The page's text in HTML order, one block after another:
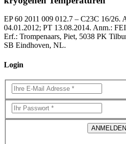
EP 60 2011 009 012.7 – C23C 16/26.
04.01.2012; PT 13.08.2014. Anm.:
Erf.: Trompenaars, Piet, 5038 PK
SB Eindhoven, NL.
Login